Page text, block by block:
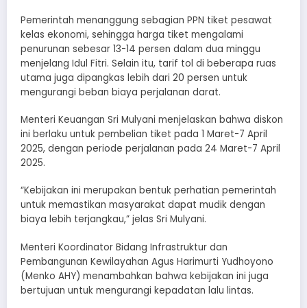
Pemerintah menanggung sebagian PPN tiket pesawat
kelas ekonomi, sehingga harga tiket mengalami
penurunan sebesar 13-14 persen dalam dua minggu
menjelang Idul Fitri. Selain itu, tarif tol di beberapa ruas
utama juga dipangkas lebih dari 20 persen untuk
mengurangi beban biaya perjalanan darat.
Menteri Keuangan Sri Mulyani menjelaskan bahwa diskon
ini berlaku untuk pembelian tiket pada 1 Maret-7 April
2025, dengan periode perjalanan pada 24 Maret-7 April
2025.
“Kebijakan ini merupakan bentuk perhatian pemerintah
untuk memastikan masyarakat dapat mudik dengan
biaya lebih terjangkau,” jelas Sri Mulyani.
Menteri Koordinator Bidang Infrastruktur dan
Pembangunan Kewilayahan Agus Harimurti Yudhoyono
(Menko AHY) menambahkan bahwa kebijakan ini juga
bertujuan untuk mengurangi kepadatan lalu lintas.